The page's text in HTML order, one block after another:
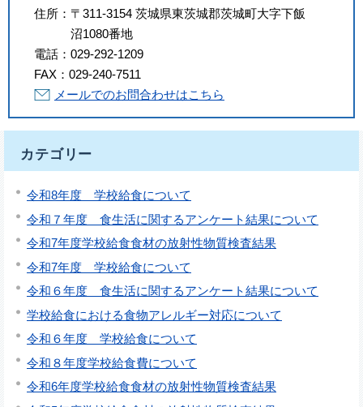
住所： 〒311-3154 茨城県東茨城郡茨城町大字下飯
沼1080番地
電話： 029-292-1209
FAX： 029-240-7511
メールでのお問合わせはこちら
カテゴリー
令和8年度 学校給食について
令和７年度 食生活に関するアンケート結果について
令和7年度学校給食食材の放射性物質検査結果
令和7年度 学校給食について
令和６年度 食生活に関するアンケート結果について
学校給食における食物アレルギー対応について
令和６年度 学校給食について
令和８年度学校給食費について
令和6年度学校給食食材の放射性物質検査結果